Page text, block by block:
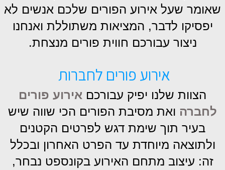
שאומר שעל אירוע הפורים שלכם אנשים לא
יפסיקו לדבר, המציאות משתוללת ואנחנו
ניצור עבורכם חווית פורים מנצחת.
אירוע פורים לחברות
הצוות שלנו יפיק עבורכם אירוע פורים
לחברה ואת מסיבת הפורים הכי שווה שיש
בעיר תוך שימת דגש לפרטים הקטנים
ולתוצאה מיוחדת עד הפרט האחרון ובכלל
זה: עיצוב מתחם האירוע בקונספט נבחר,